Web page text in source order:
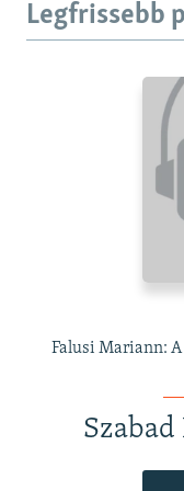
Legfrissebb
Falusi Mariann: A